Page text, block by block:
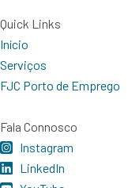
Quick Links
Início
Serviços
FJC Porto de Emprego
Fala Connosco
Instagram
LinkedIn